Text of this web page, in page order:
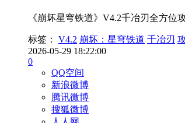
《崩坏星穹铁道》V4.2千冶刃全方
标签： V4.2 崩坏：星穹铁道 千冶刃
2026-05-29 18:22:00
0
QQ空间
新浪微博
腾讯微博
搜狐微博